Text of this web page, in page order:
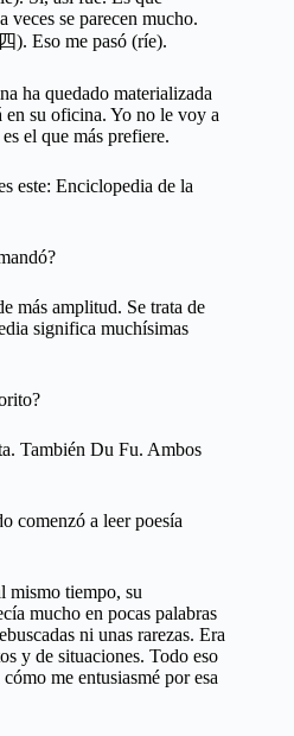
veces se parecen mucho.
). Eso me pasó (ríe).
ha quedado materializada
en su oficina. Yo no le voy a
el que más prefiere.
este: Enciclopedia de la
más amplitud. Se trata de
significa muchísimas
También Du Fu. Ambos
comenzó a leer poesía
mismo tiempo, su
mucho en pocas palabras
ni unas rarezas. Era
y de situaciones. Todo eso
me entusiasmé por esa